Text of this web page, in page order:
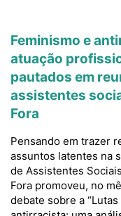
Feminismo e
atuação
pautados em
assistentes
Fora
Pensando em trazer
assuntos latentes na
de Assistentes
Fora promoveu, no
debate sobre a